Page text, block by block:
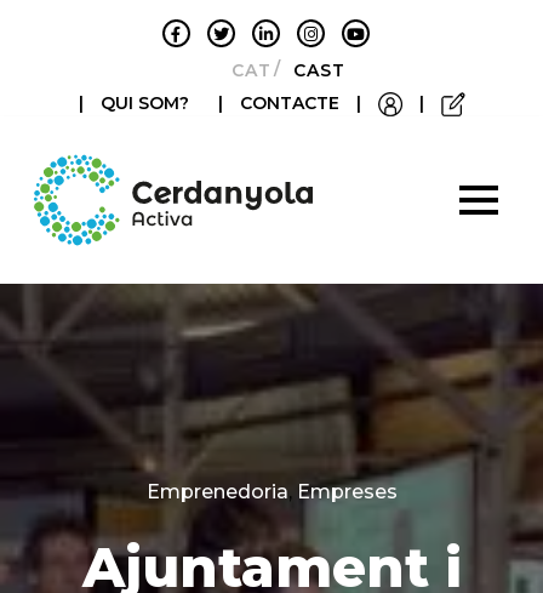
CATALÀCASTELLANO
|
QUI SOM? | CONTACTE | |
Categories
Emprenedoria, Empreses
Ajuntament i